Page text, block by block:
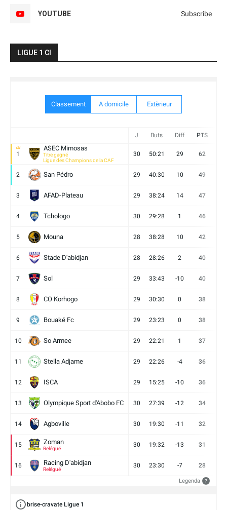
YOUTUBE Subscribe
LIGUE 1 CI
Classement A domicile Extèrieur
J Buts Diff PTS
1
ASEC Mimosas
Titre gagné
Ligue des Champions de la CAF
30 50:21 29 62
2 San Pédro 29 40:30 10 49
3 AFAD-Plateau 29 38:24 14 47
4 Tchologo 30 29:28 1 46
5 Mouna 28 38:28 10 42
6 Stade D'abidjan 28 28:26 2 40
7 Sol 29 33:43 -10 40
8 CO Korhogo 29 30:30 0 38
9 Bouaké Fc 29 23:23 0 38
10 So Armee 29 22:21 1 37
11 Stella Adjame 29 22:26 -4 36
12 ISCA 29 15:25 -10 36
13 Olympique Sport d'Abobo FC 30 27:39 -12 34
14 Agboville 30 19:30 -11 32
15 Zoman
Relégué
30 19:32 -13 31
16 Racing D'abidjan
Relégué
30 23:30 -7 28
Legenda ?
brise-cravate Ligue 1